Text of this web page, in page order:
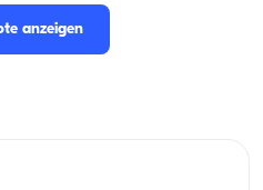
anzeigen